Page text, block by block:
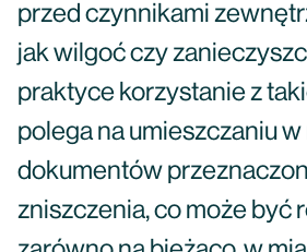
przed czynnikami
jak wilgoć czy
praktyce korzystanie z
polega na umieszczaniu w
dokumentów
zniszczenia, co może być